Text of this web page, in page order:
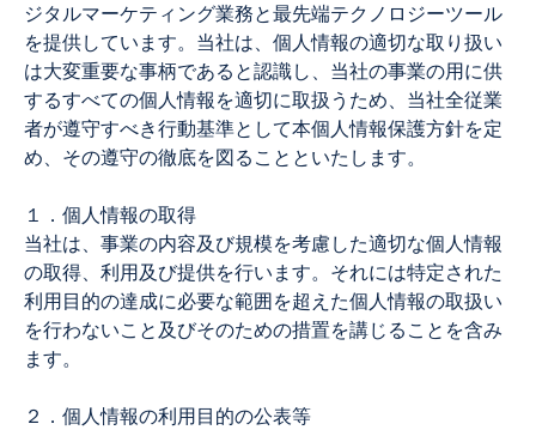
ジタルマーケティング業務と最先端テクノロジーツール
を提供しています。当社は、個人情報の適切な取り扱い
は大変重要な事柄であると認識し、当社の事業の用に供
するすべての個人情報を適切に取扱うため、当社全従業
者が遵守すべき行動基準として本個人情報保護方針を定
め、その遵守の徹底を図ることといたします。
１．個人情報の取得
当社は、事業の内容及び規模を考慮した適切な個人情報
の取得、利用及び提供を行います。それには特定された
利用目的の達成に必要な範囲を超えた個人情報の取扱い
を行わないこと及びそのための措置を講じることを含み
ます。
２．個人情報の利用目的の公表等